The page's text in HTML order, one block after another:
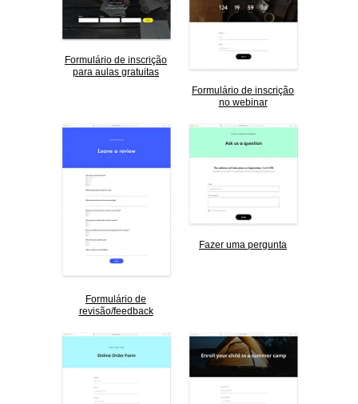
Formulário de inscrição
para aulas gratuitas
Formulário de inscrição
no webinar
Fazer uma pergunta
Formulário de
revisão/feedback